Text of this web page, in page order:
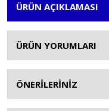
ÜRÜN AÇIKLAMASI
ÜRÜN YORUMLARI
ÖNERİLERİNİZ